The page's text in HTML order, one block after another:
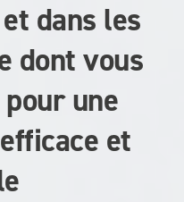
perdu ?
un comptedans les
dont vous
une
et